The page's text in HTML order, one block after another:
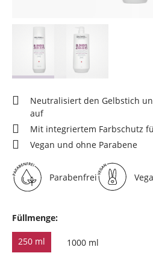
Neutralisiert den Gelbstich
auf
Mit integriertem Farbschutz
Vegan und ohne Parabene
Parabenfrei
Füllmenge:
250 ml 1000 ml